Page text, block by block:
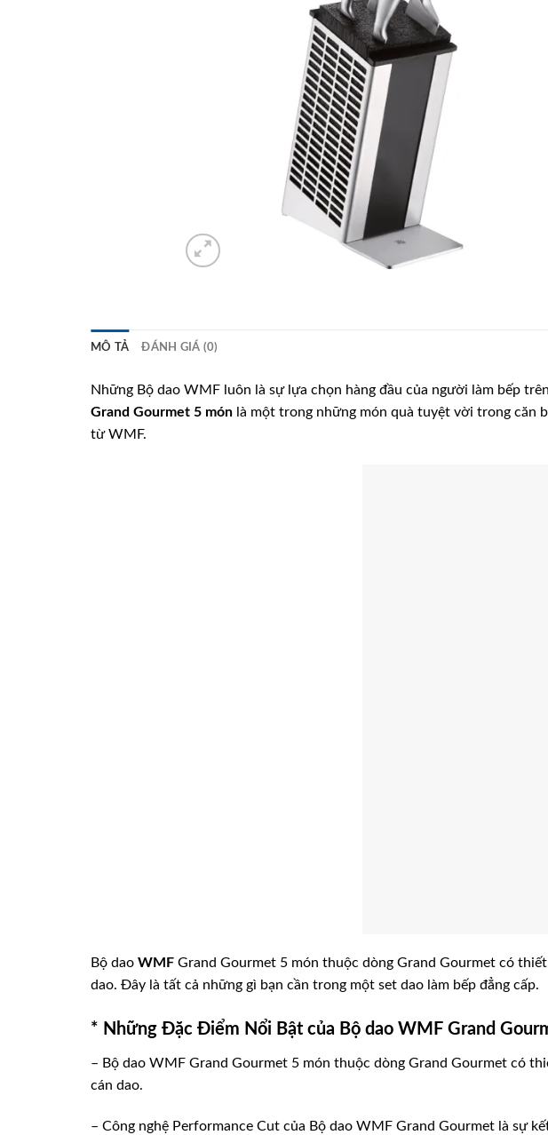
MÔ TẢ ĐÁNH GIÁ (0)
Những Bộ dao WMF luôn là sự lựa chọn hàng đầu của người làm bếp
Grand Gourmet 5 món là một trong những món quà tuyệt vời trong căn
từ WMF.
Bộ dao WMF Grand Gourmet 5 món thuộc dòng Grand Gourmet có
dao. Đây là tất cả những gì bạn cần trong một set dao làm bếp đẳng cấp.
* Những Đặc Điểm Nổi Bật của Bộ dao WMF Grand
– Bộ dao WMF Grand Gourmet 5 món thuộc dòng Grand Gourmet có
cán dao.
– Công nghệ Performance Cut của Bộ dao WMF Grand Gourmet là sự